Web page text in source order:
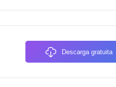
Descarga gratuita